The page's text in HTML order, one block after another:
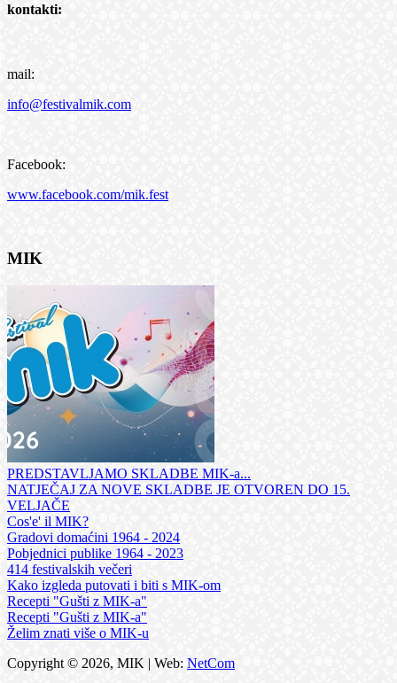
kontakti:
mail:
info@festivalmik.com
Facebook:
www.facebook.com/mik.fest
MIK
PREDSTAVLJAMO SKLADBE MIK-a...
NATJEČAJ ZA NOVE SKLADBE JE OTVOREN DO 15.
VELJAČE
Cos'e' il MIK?
Gradovi domaćini 1964 - 2024
Pobjednici publike 1964 - 2023
414 festivalskih večeri
Kako izgleda putovati i biti s MIK-om
Recepti "Gušti z MIK-a"
Recepti "Gušti z MIK-a"
Želim znati više o MIK-u
Copyright © 2026, MIK | Web: NetCom